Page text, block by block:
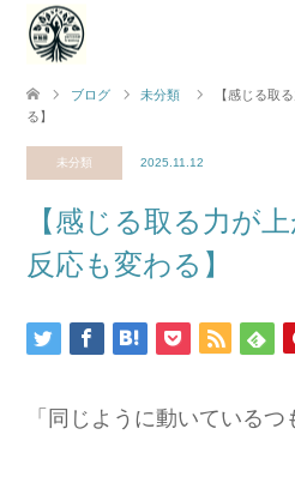
ブログ 未分類
【感じる取
る】
未分類 2025.11.12
【感じる取る力が
反応も変わる】
「同じように動いているつ